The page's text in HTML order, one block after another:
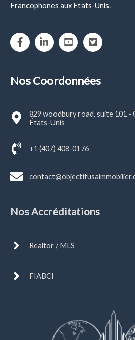
Francophones aux Etats-Unis.
Nos Coordonnées
829 woodbury road, suite 101 -
États-Unis
+1 (407) 408-0176
Nos Accréditations
Realtor / MLS
FIABCI